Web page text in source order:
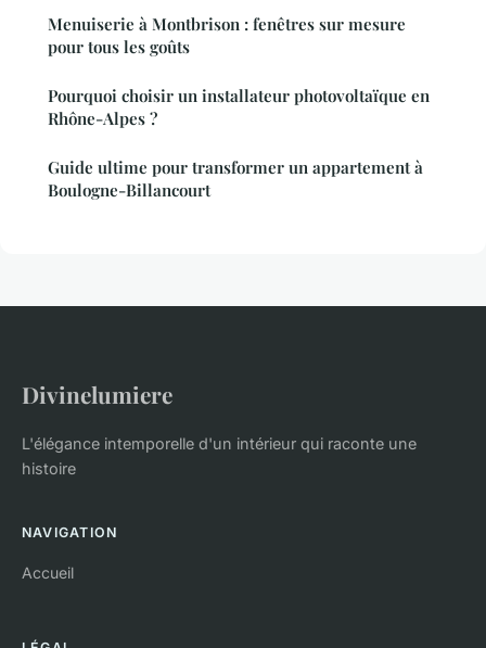
Menuiserie à Montbrison : fenêtres sur mesure
pour tous les goûts
Pourquoi choisir un installateur photovoltaïque en
Rhône-Alpes ?
Guide ultime pour transformer un appartement à
Boulogne-Billancourt
Divinelumiere
L'élégance intemporelle d'un intérieur qui raconte une
histoire
NAVIGATION
Accueil